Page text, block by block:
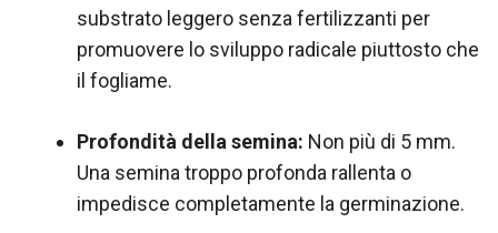
substrato leggero senza fertilizzanti per
promuovere lo sviluppo radicale piuttosto che
il fogliame.
Profondità della semina: Non più di 5 mm.
Una semina troppo profonda rallenta o
impedisce completamente la germinazione.